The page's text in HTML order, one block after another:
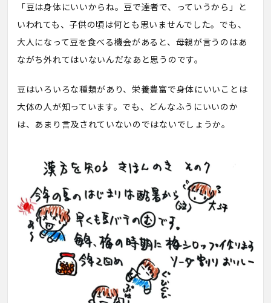
「豆は身体にいいからね。豆で達者で、っていうから」と
いわれても、子供の頃は何とも思いませんでした。でも、
大人になって豆を食べる機会があると、母親が言うのはあ
ながち外れてはいないんだなあと思うのです。
豆はいろいろな種類があり、栄養豊富で身体にいいことは
大体の人が知っています。でも、どんなふうにいいのか
は、あまり言及されていないのではないでしょうか。